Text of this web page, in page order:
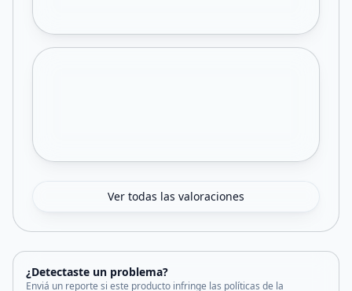
Ver todas las valoraciones
¿Detectaste un problema?
Enviá un reporte si este producto infringe las políticas de la